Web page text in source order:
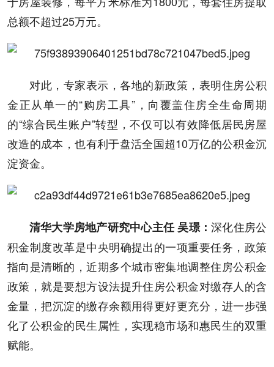
总额不超过25万元。
对此，专家表示，各地的新政策，表明住房公积
金正从单一的“购房工具”，向覆盖住房全生命周期
的“综合民生账户”转型，不仅可以有效降低居民房屋
改造的成本，也有利于盘活全国超10万亿的公积金沉
淀资金。
清华大学房地产研究中心主任 吴璟：深化住房公
积金制度改革是中央明确提出的一项重要任务，政策
指向是清晰的，近期多个城市密集地调整住房公积金
政策，就是要想方设法提升住房公积金对缴存人的含
金量，把沉淀的缴存余额用得更好更充分，进一步强
化了公积金的民生属性，实现稳市场和惠民生的双重
赋能。